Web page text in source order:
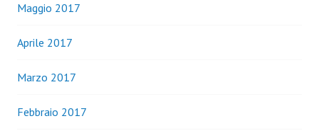
Maggio 2017
Aprile 2017
Marzo 2017
Febbraio 2017